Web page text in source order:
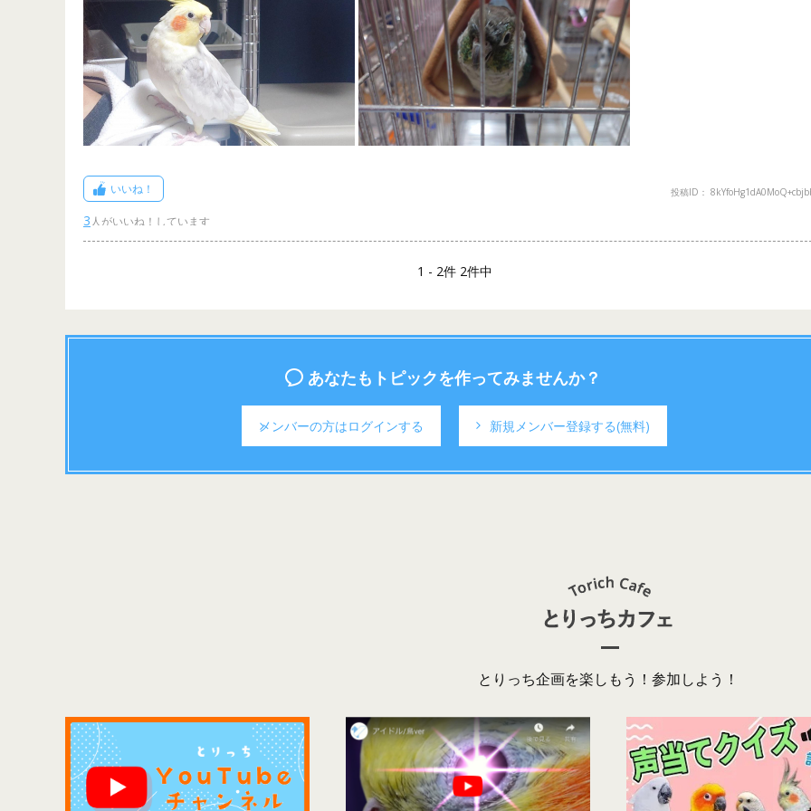
いいね！
3
投稿ID：
1 - 2件 2件中
あなたもトピックを作ってみませんか？
メンバーの方はログインする 新規メンバー登録する(無料)
とりっち企画を楽しもう！参加しよう！